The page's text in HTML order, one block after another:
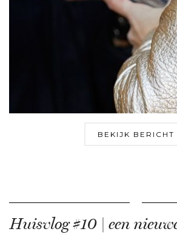
BEKIJK BERICHT
Huisvlog #10 | een